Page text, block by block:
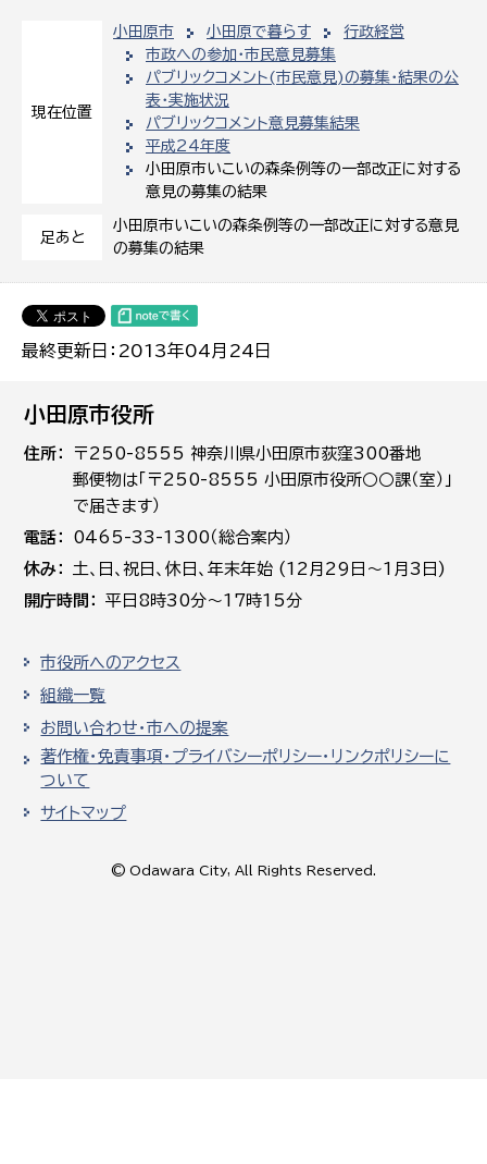
現在位置
小田原市 小田原で暮らす
行政経営
市政への参加・市民意見募集
パブリックコメント(市民意見)の募集・結果の公
表・実施状況
パブリックコメント意見募集結果
平成24年度
小田原市いこいの森条例等の一部改正に対する
意見の募集の結果
足あと
小田原市いこいの森条例等の一部改正に対する意見
の募集の結果
最終更新日：2013年04月24日
小田原市役所
住所
〒250-8555 神奈川県小田原市荻窪300番地
郵便物は「〒250-8555 小田原市役所○○課（室）」
で届きます）
電話
0465-33-1300（総合案内）
休み
土､日､祝日、休日、年末年始 (12月29日～1月3日)
開庁時間
平日8時30分～17時15分
市役所へのアクセス
組織一覧
お問い合わせ・市への提案
著作権・免責事項・プライバシーポリシー・リンクポリシーに
ついて
サイトマップ
© Odawara City, All Rights Reserved.